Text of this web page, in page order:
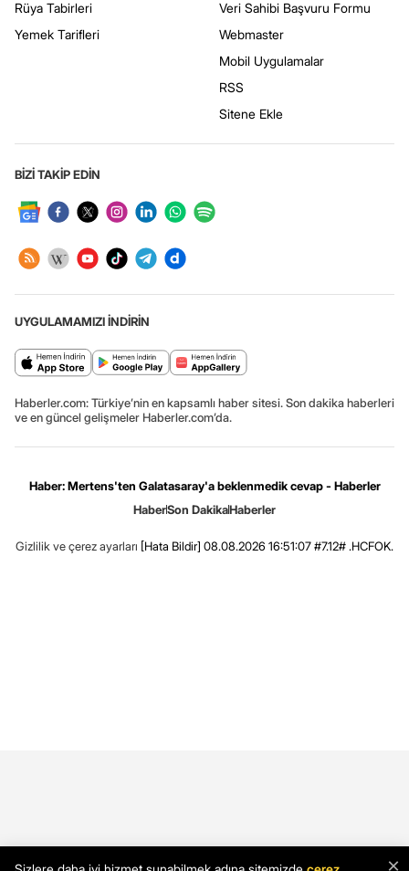
Rüya Tabirleri
Yemek Tarifleri
Veri Sahibi Başvuru Formu
Webmaster
Mobil Uygulamalar
RSS
Sitene Ekle
BİZİ TAKİP EDİN
UYGULAMAMIZI İNDİRİN
Haberler.com: Türkiye’nin en kapsamlı haber sitesi. Son dakika haberleri
ve en güncel gelişmeler Haberler.com’da.
Haber: Mertens'ten Galatasaray'a beklenmedik cevap - Haberler
HaberSon DakikaHaberler
Gizlilik ve çerez ayarları [Hata Bildir] 08.08.2026 16:51:07 #7.12# .HCFOK.
×